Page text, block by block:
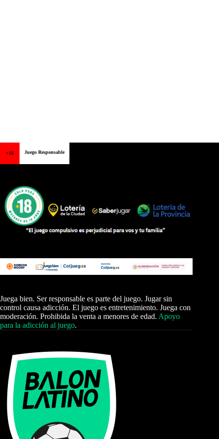
+18 Juego Responsable
Juega bien. Ser responsable es parte del juego. Jugar sin
control causa adicción. El juego es entretenimiento. Juega con
moderación. Prohibida la venta a menores de edad. Apoyo
para la adicción al juego.